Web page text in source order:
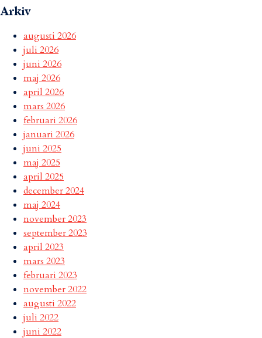
Arkiv
augusti 2026
juli 2026
juni 2026
maj 2026
april 2026
mars 2026
februari 2026
januari 2026
juni 2025
maj 2025
april 2025
december 2024
maj 2024
november 2023
september 2023
april 2023
mars 2023
februari 2023
november 2022
augusti 2022
juli 2022
juni 2022